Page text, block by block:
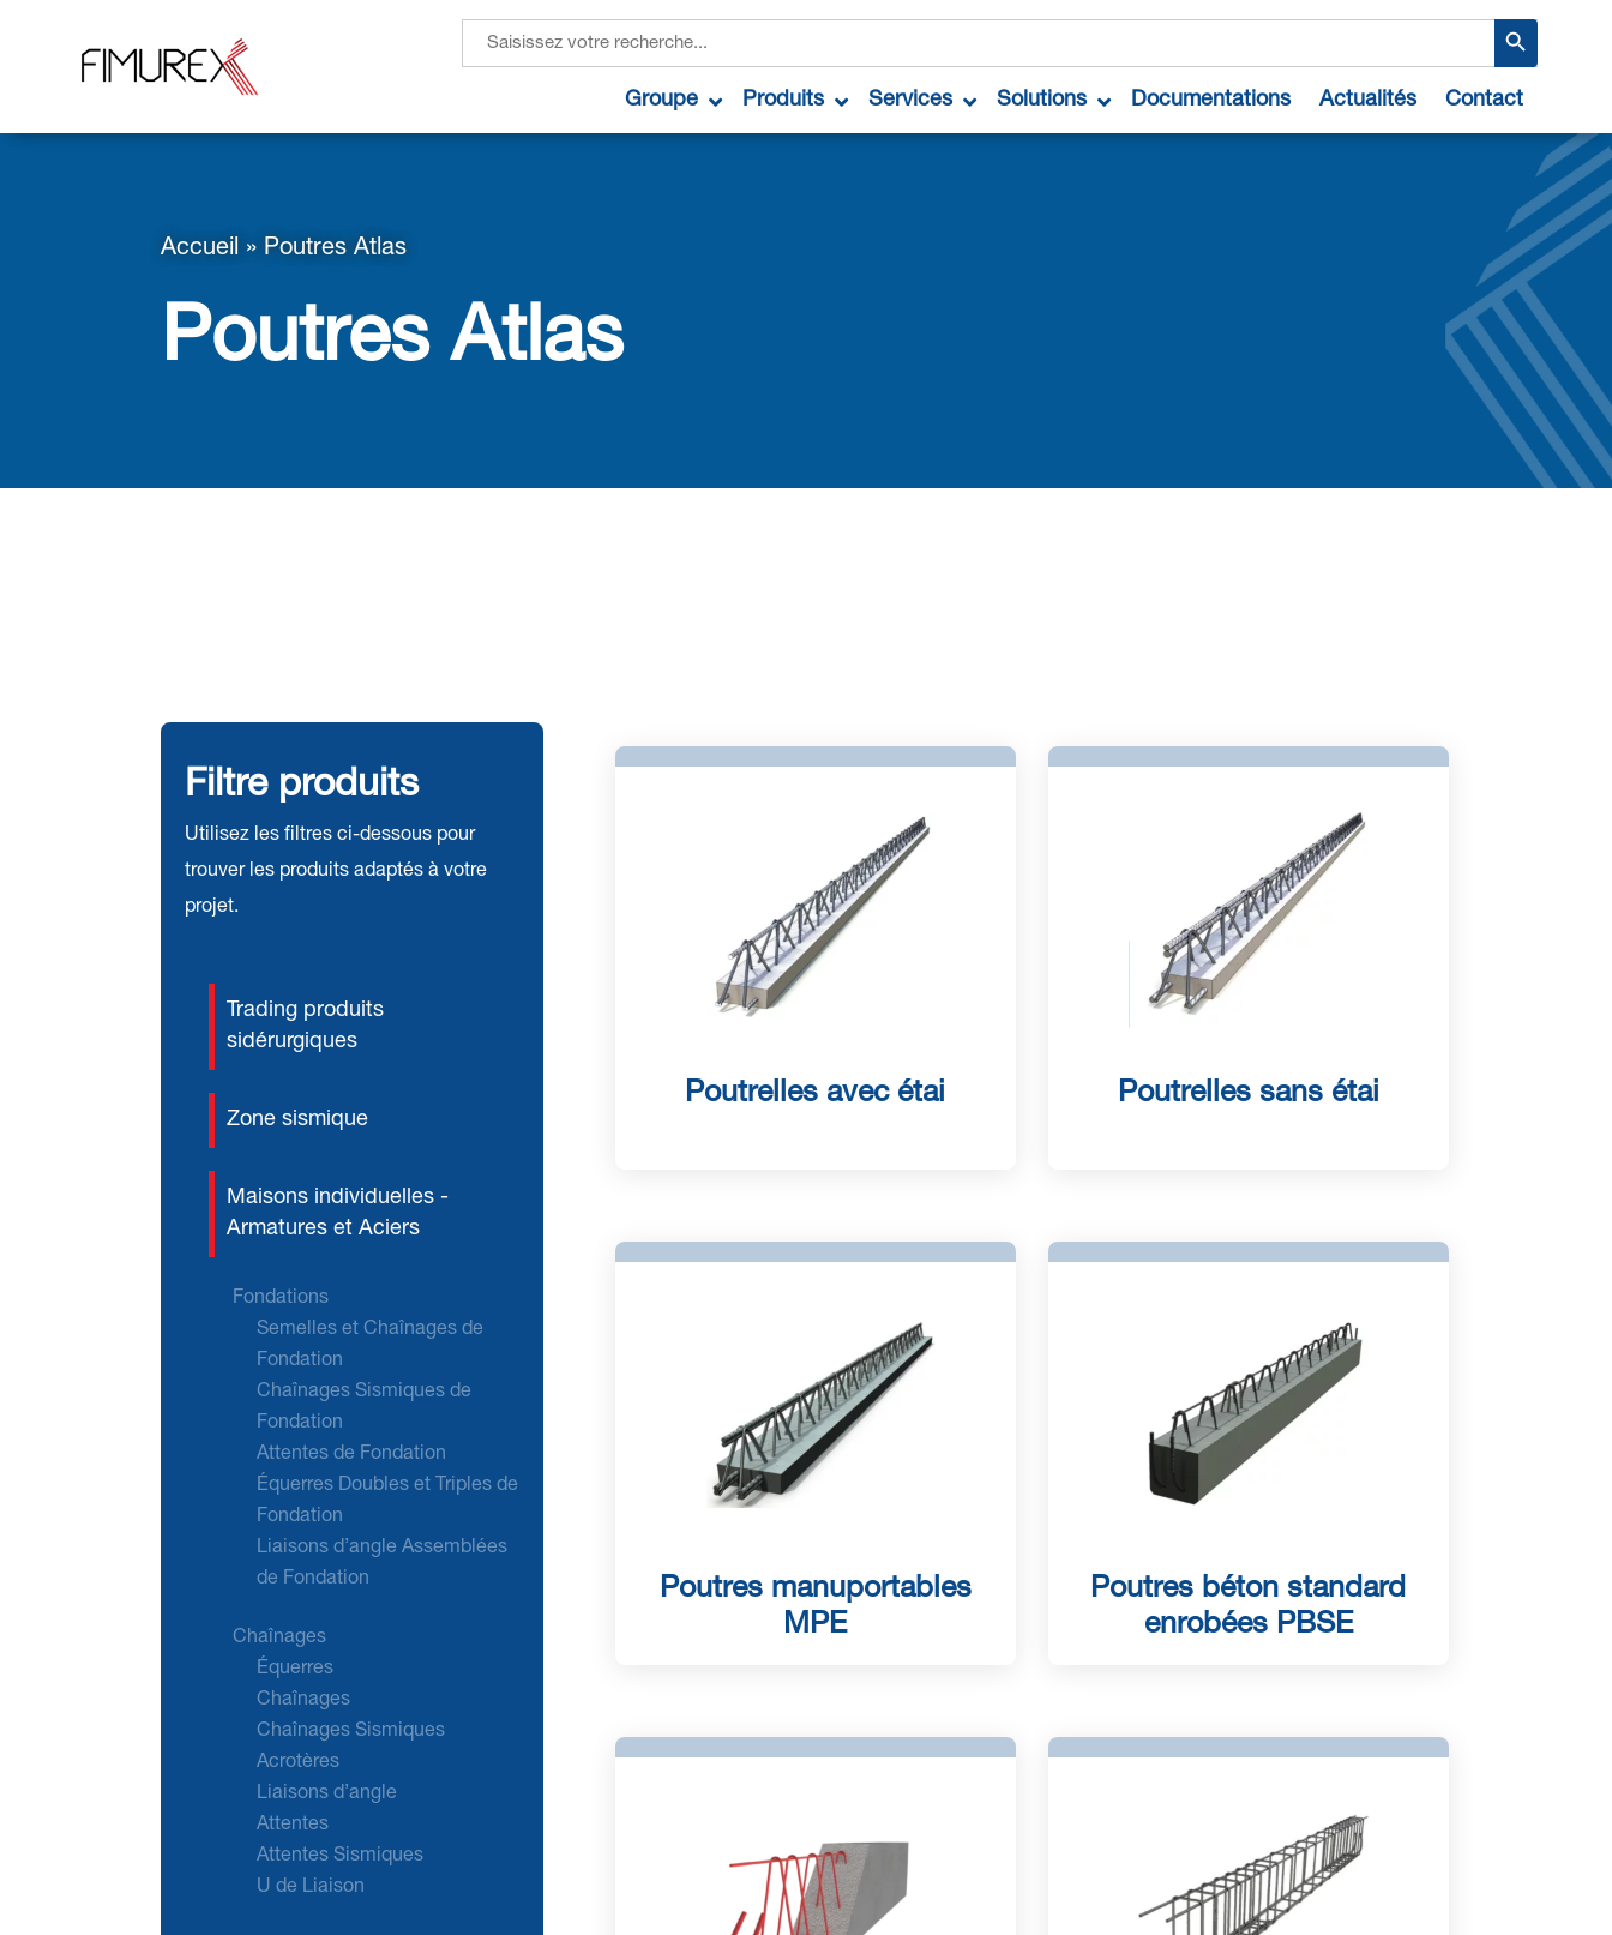
for:
Search Button
Groupe Produits Services Solutions Documentations Actualités Contact
Accueil » Poutres Atlas
Poutres Atlas
Filtre produits
Utilisez les filtres ci-dessous pour
trouver les produits adaptés à votre
projet.
Trading produits
sidérurgiques
Zone sismique
Maisons individuelles -
Armatures et Aciers
Fondations
Semelles et Chaînages de
Fondation
Chaînages Sismiques de
Fondation
Attentes de Fondation
Équerres Doubles et Triples de
Fondation
Liaisons d’angle Assemblées
de Fondation
Chaînages
Équerres
Chaînages
Chaînages Sismiques
Acrotères
Liaisons d’angle
Attentes
Attentes Sismiques
U de Liaison
Poutrelles avec étai Poutrelles sans étai
Poutres manuportables
MPE
Poutres béton standard
enrobées PBSE